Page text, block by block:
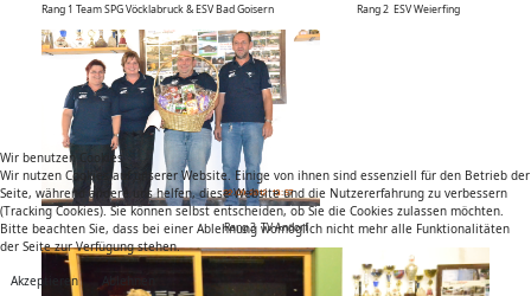
Rang 1 Team SPG Vöcklabruck & ESV Bad Goisern Rang 2 ESV Weierfing
Rang 3 TV Andorf
Wir benutzen Cookies
Wir nutzen Cookies auf unserer Website. Einige von ihnen sind essenziell für den Betrieb der
Seite, während andere uns helfen, diese Website und die Nutzererfahrung zu verbessern
(Tracking Cookies). Sie können selbst entscheiden, ob Sie die Cookies zulassen möchten.
Bitte beachten Sie, dass bei einer Ablehnung womöglich nicht mehr alle Funktionalitäten
der Seite zur Verfügung stehen.
Akzeptieren Ablehnen